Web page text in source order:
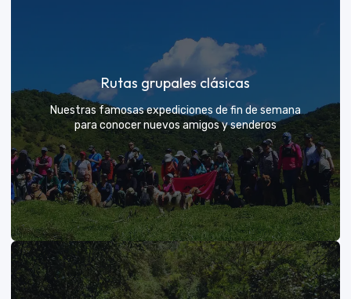
Rutas grupales clásicas
Nuestras famosas expediciones de fin de semana
para conocer nuevos amigos y senderos